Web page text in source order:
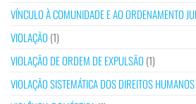
VÍNCULO À COMUNIDADE E AO ORDENAMENTO
VIOLAÇÃO (1)
VIOLAÇÃO DE ORDEM DE EXPULSÃO (1)
VIOLAÇÃO SISTEMÁTICA DOS DIREITOS HUMANOS